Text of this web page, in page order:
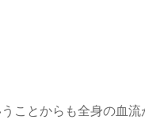
ことからも全身の血流